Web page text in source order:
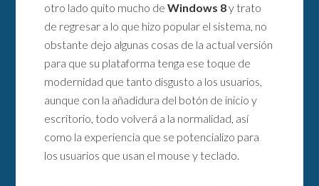
otro lado quito mucho deWindows 8y trato
de regresar a lo que hizo popular el sistema, no
obstante dejo algunas cosas de la actual versión
para que su plataforma tenga ese toque de
modernidad que tanto disgusto a los usuarios,
aunque con la añadidura del botón de inicio y
escritorio, todo volverá a la normalidad, así
como la experiencia que se potencializo para
los usuarios que usan el mouse y teclado.